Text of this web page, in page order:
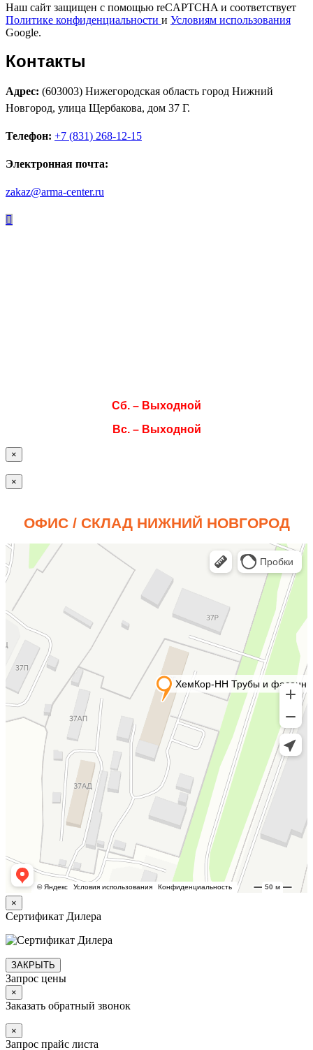
Наш сайт защищен с помощью reCAPTCHA и соответствует
Политике конфиденциальности и Условиям использования
Google.
Контакты
Адрес: (603003) Нижегородская область город Нижний
Новгород, улица Щербакова, дом 37 Г.
Телефон: +7 (831) 268-12-15
Электронная почта:
zakaz@arma-center.ru
Сб. – Выходной
Вс. – Выходной
×
×
ОФИС / СКЛАД НИЖНИЙ НОВГОРОД
×
Сертификат Дилера
ЗАКРЫТЬ
Запрос цены
×
Заказать обратный звонок
×
Запрос прайс листа